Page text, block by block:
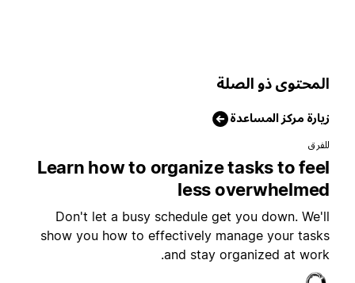
ذو الصلة
مركز المساعدة
Learn how to organize tasks to
less
Don't let a busy schedule get you down.
show you how to effectively manage your
and stay organized at